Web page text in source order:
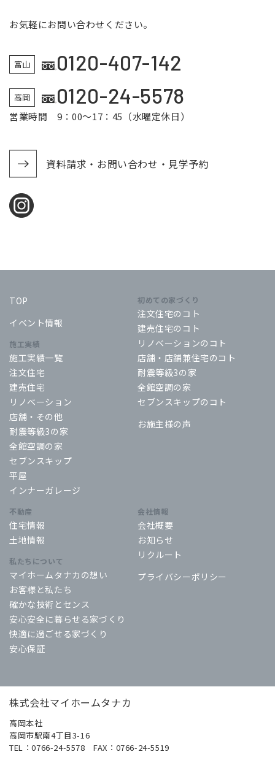
お気軽にお問い合わせください。
富山 0120-407-142
高岡 0120-24-5578
営業時間 9：00～17：45（水曜定休日）
資料請求・お問い合わせ・見学予約
TOP
イベント情報
施工実績
施工実績一覧
注文住宅
建売住宅
リノベーション
店舗・その他
耐震等級3の家
全館空調の家
セブンスキップ
平屋
インナーガレージ
初めての家づくり
注文住宅のコト
建売住宅のコト
リノベーションのコト
店舗・店舗兼住宅のコト
耐震等級3の家
全館空調の家
セブンスキップのコト
お施主様の声
不動産
住宅情報
土地情報
私たちについて
マイホームタナカの想い
お客様と私たち
確かな技術とセンス
安心安全に暮らせる家づくり
快適に過ごせる家づくり
安心保証
会社情報
会社概要
お知らせ
リクルート
プライバシーポリシー
株式会社マイホームタナカ
高岡本社
高岡市駅南4丁目3-16
TEL：0766-24-5578 FAX：0766-24-5519